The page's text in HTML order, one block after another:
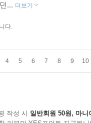
... 더보기
다.
4 5 6 7 8 9 10
작성 시 일반회원 50원, 마니